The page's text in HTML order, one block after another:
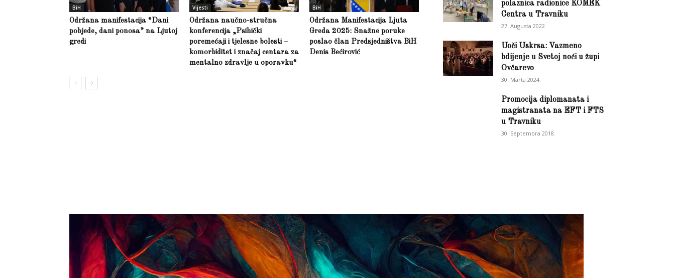
BiH
Održana manifestacija “Dani
pobjede, dani ponosa” na Ljutoj
gredi
Vijesti
Održana naučno-stručna
konferencija „Psihički
poremećaji i tjelesne bolesti –
komorbiditet i značaj centara za
mentalno zdravlje u oporavku“
BiH
Održana Manifestacija Ljuta
Greda 2025: Snažne poruke
poslao član Predsjedništva BiH
Denis Bećirović
polaznica radionice KOMEK
Centra u Travniku
27. Augusta 2022.
Uoči Uskrsa: Vazmeno
bdijenje u Svetoj noći u župi
Ovčarevo
30. Marta 2024.
Promocija diplomanata i
magistranata na EFT i FTS
u Travniku
30. Septembra 2018.